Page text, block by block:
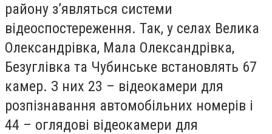
району з’являться системи
відеоспостереження. Так, у селах Велика
Олександрівка, Мала Олександрівка,
Безуглівка та Чубинське встановлять 67
камер. З них 23 – відеокамери для
розпізнавання автомобільних номерів і
44 – оглядові відеокамери для